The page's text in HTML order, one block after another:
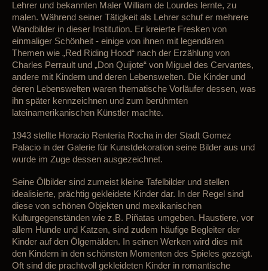
Lehrer und bekannten Maler William de Lourdes lernte, zu
malen. Während seiner Tätigkeit als Lehrer schuf er mehrere
Wandbilder in dieser Institution. Er kreierte Fresken von
einmaliger Schönheit - einige von ihnen mit legendären
Themen wie „Red Riding Hood“ nach der Erzählung von
Charles Perrault und „Don Quijote“ von Miguel des Cervantes,
andere mit Kindern und deren Lebenswelten. Die Kinder und
deren Lebenswelten waren thematische Vorläufer dessen, was
ihn später kennzeichnen und zum berühmten
lateinamerikanischen Künstler machte.
1943 stellte Horacio Rentería Rocha in der Stadt Gomez
Palacio in der Galerie für Kunstdekoration seine Bilder aus und
wurde im Zuge dessen ausgezeichnet.
Seine Ölbilder sind zumeist kleine Tafelbilder und stellen
idealisierte, prächtig gekleidete Kinder dar. In der Regel sind
diese von schönen Objekten und mexikanischen
Kulturgegenständen wie z.B. Piñatas umgeben. Haustiere, vor
allem Hunde und Katzen, sind zudem häufige Begleiter der
Kinder auf den Ölgemälden.
In seinen Werken wird dies mit
den Kindern in den schönsten Momenten des Spieles gezeigt.
Oft sind die prachtvoll gekleideten Kinder in romantische